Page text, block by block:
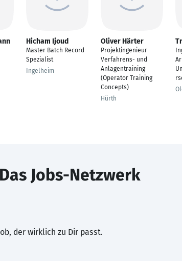
Hicham Ijoud
Master Batch Record
Spezialist
Ingelheim
Oliver Härter
Projektingenieur
Verfahrens- und
Anlagentraining
(Operator Training
Concepts)
Hürth
Jobs-Netzwerk
der wirklich zu Dir passt.